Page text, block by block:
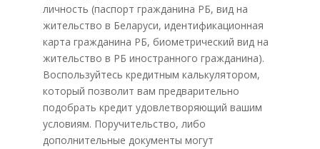
личность (паспорт гражданина РБ, вид на
жительство в Беларуси, идентификационная
карта гражданина РБ, биометрический вид на
жительство в РБ иностранного гражданина).
Воспользуйтесь кредитным калькулятором,
который позволит вам предварительно
подобрать кредит удовлетворяющий вашим
условиям. Поручительство, либо
дополнительные документы могут